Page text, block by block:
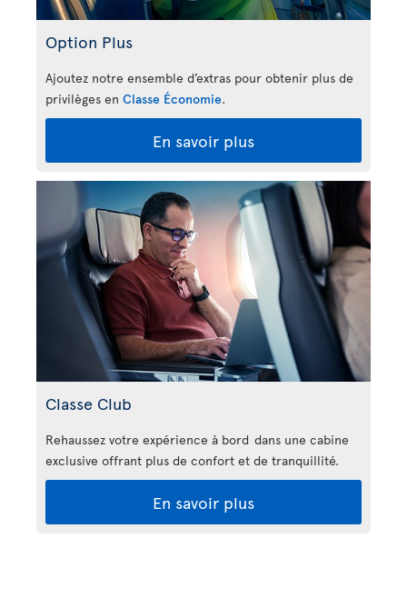
Option Plus
Ajoutez notre ensemble d’extras pour obtenir plus de
privilèges en Classe Économie.
En savoir plus
Classe Club
Rehaussez votre expérience à bord dans une cabine
exclusive offrant plus de confort et de tranquillité.
En savoir plus